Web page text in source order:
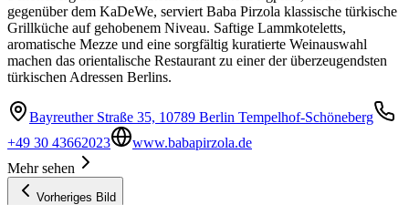
gegenüber dem KaDeWe, serviert Baba Pirzola klassische türkische
Grillküche auf gehobenem Niveau. Saftige Lammkoteletts,
aromatische Mezze und eine sorgfältig kuratierte Weinauswahl
machen das orientalische Restaurant zu einer der überzeugendsten
türkischen Adressen Berlins.
Bayreuther Straße 35, 10789 Berlin Tempelhof-Schöneberg
+49 30 43662023
www.babapirzola.de
Mehr sehen
Vorheriges Bild